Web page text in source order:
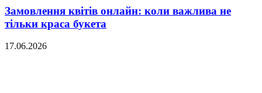
Замовлення квітів онлайн: коли важлива не
тільки краса букета
17.06.2026